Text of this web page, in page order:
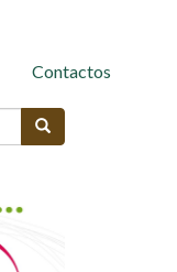
Contactos